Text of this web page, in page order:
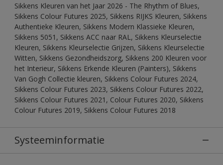
Sikkens Kleuren van het Jaar 2026 - The Rhythm of Blues,
Sikkens Colour Futures 2025, Sikkens RIJKS Kleuren, Sikkens
Authentieke Kleuren, Sikkens Modern Klassieke Kleuren,
Sikkens 5051, Sikkens ACC naar RAL, Sikkens Kleurselectie
Kleuren, Sikkens Kleurselectie Grijzen, Sikkens Kleurselectie
Witten, Sikkens Gezondheidszorg, Sikkens 200 Kleuren voor
het Interieur, Sikkens Erkende Kleuren (Painters), Sikkens
Van Gogh Collectie kleuren, Sikkens Colour Futures 2024,
Sikkens Colour Futures 2023, Sikkens Colour Futures 2022,
Sikkens Colour Futures 2021, Colour Futures 2020, Sikkens
Colour Futures 2019, Sikkens Colour Futures 2018
Systeeminformatie